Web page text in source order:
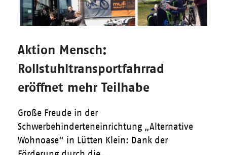
Aktion Mensch:
Rollstuhltransportfahrrad
eröffnet mehr Teilhabe
Große Freude in der
Schwerbehinderteneinrichtung „Alternative
Wohnoase“ in Lütten Klein: Dank der